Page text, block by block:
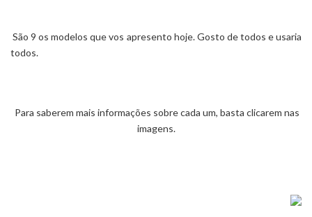
São 9 os modelos que vos apresento hoje. Gosto de todos e usaria
todos.
Para saberem mais informações sobre cada um, basta clicarem nas
imagens.